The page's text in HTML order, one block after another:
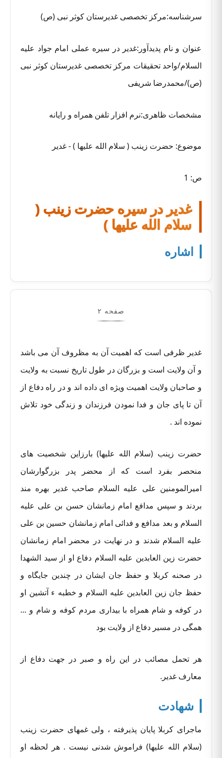
سرشناسه:مرکز تخصصی غدیرستان کوثر نبی (ص)
عنوان و نام پدیدآور:غدیر در سیره عملی امام جواد علیه
السلام/واحد تحقیقات مرکز تخصصی غدیرستان کوثر نبی
(ص)/محمدرضا شریفی
مشخصات ظاهری:نرم افزار تلفن همراه و رایانه
موضوع: حضرت زینب ( سلام الله علیها ) - غدیر
ص: 1
غدیر در سیره حضرت زینب (
سلام الله علیها )
اشاره
صفحه ۲
غدیر ظرفی است که اهمیت آن به مظروف آن می باشد
و آن ولایت است و بزرگان در طول تاریخ نسبت به ولایت
و صاحبان ولایت اهمیت ویژه ای داده اند و در راه دفاع از
آن تا پای جان و فدا نمودن فرزندان و زندگی خود تلاش
نموده اند .
حضرت زینب (سلام الله علیها) بارزاین شخصیت های
منحصر بفرد است که از محضر پدر بزرگوارشان
امیرالمومنین علی علیه السلام صاحب غدیر بهره مند
بردند و سپس مدافع امام زمانشان حسن بن علی علیه
السلام و بعد مدافع و فدائی امام زمانشان حسین بن علی
علیه السلام شدند و در نهایت در محضر امام زمانشان
حضرت زین العابدین علیه السلام دفاع او از سید الشهدا
در صحنه کربلا و حفظ جان ایشان در چندین جایگاه و
حفظ جان زین العابدین علیه السلام و خطبه ء آتشین او
در کوفه و شام همراه با بیداری مردم کوفه و شام و ...
همگی در مسیر دفاع از ولایت بود
هر تحمل مصائب در این راه و صبر در جهت دفاع از
معارف غدیر.
شهادت
ماجرای کربلا پایان پذیرفته ، ولی غمهای حضرت زینب
(سلام الله علیها) فراموش شدنی نیست . هر لحظه او